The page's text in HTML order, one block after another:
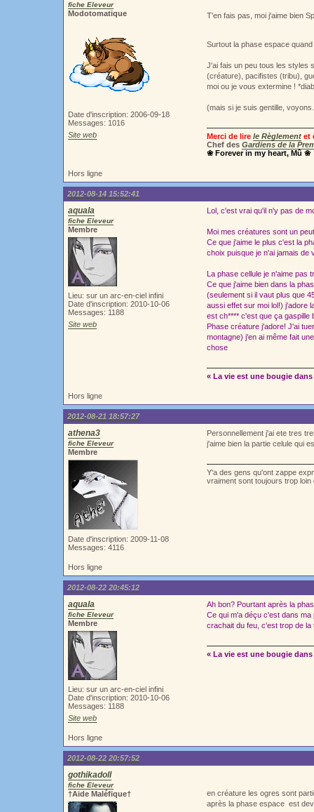
fiche Eleveur
Modotomatique
Date d'inscription: 2006-09-18
Messages: 1016
Site web
T'en fais pas, moi j'aime bien
Surtout la phase espace
J'ai fais un peu tous les styles
(créature), pacifistes (tribu),
moi ou je vous extermine !
(mais si je suis gentille,
Merci de lire le Règlement et
Chef des Gardiens de la
❀ Forever in my heart, Mû ❀
Hors ligne
2012-08-14 15:52:41
aquala
fiche Eleveur
Membre
Lieu: sur un arc-en-ciel infini
Date d'inscription: 2010-10-06
Messages: 1188
Site web
Lol, c'est vrai qu'il n'y pas de
Moi mes créatures sont un
Ce que j'aime le plus c'est la
choix puisque je n'ai jamais de
La phase cellule je n'aime pas
Ce que j'aime bien dans la
(seulement si il vaut plus que
aussi effet sur moi lol!) j'adore
est ch**** c'est que ça gaspille
Phase créature j'adore! J'ai
montagne) j'en ai même fait
chose
« La vie est une bougie dans
Hors ligne
2012-08-21 18:57:27
athena3
fiche Eleveur
Membre
Date d'inscription: 2009-11-08
Messages: 4116
Personnellement j'ai ete tres
j'aime bien la partie celule qui
Y'a des gens qu'ont zappe
vraiment sont toujours trop
Hors ligne
2012-08-22 20:45:12
aquala
fiche Eleveur
Membre
Lieu: sur un arc-en-ciel infini
Date d'inscription: 2010-10-06
Messages: 1188
Site web
Ah bon? Pourtant après la
Ce qui m'a déçu c'est dans
crachait du feu, c'est trop de
« La vie est une bougie dans
Hors ligne
2012-08-22 20:57:52
gothikadoll
fiche Eleveur
†Aide Maléfique†
en créature les ogres sont
après la phase espace est